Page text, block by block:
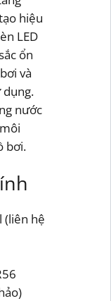
hiệu
LED
ổn
và
dụng.
nước
bơi.
(liên hệ